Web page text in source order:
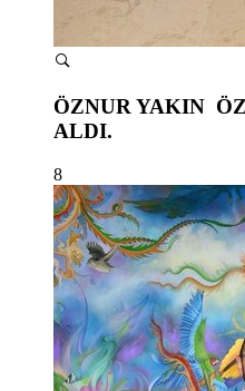
ÖZNUR YAKIN
ALDI.
8